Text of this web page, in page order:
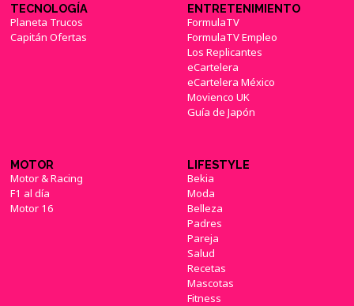
TECNOLOGÍA
Planeta Trucos
Capitán Ofertas
ENTRETENIMIENTO
FormulaTV
FormulaTV Empleo
Los Replicantes
eCartelera
eCartelera México
Movienco UK
Guía de Japón
MOTOR
Motor & Racing
F1 al día
Motor 16
LIFESTYLE
Bekia
Moda
Belleza
Padres
Pareja
Salud
Recetas
Mascotas
Fitness